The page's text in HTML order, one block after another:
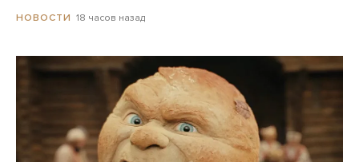
НОВОСТИ 18 часов назад